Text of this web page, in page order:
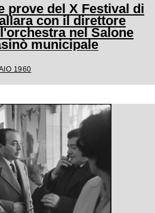
prove del X Festival di
con il direttore
nel Salone
municipale
1960